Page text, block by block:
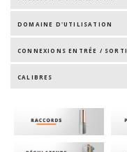
DOMAINE D'UTILISATION
CONNEXIONS ENTRÉE /
CALIBRES